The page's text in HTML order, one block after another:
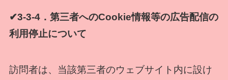
✔3-3-4．第三者へのCookie情報等の広告配信の
利用停止について
訪問者は、当該第三者のウェブサイト内に設け